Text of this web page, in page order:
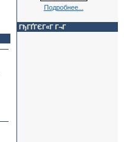
Подробнее...
ГђГҐГЄГ«Г Г¬Г